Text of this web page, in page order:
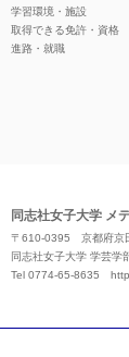
学習環境・施設
取得できる免許・資格
進路・就職
同志社女子大学 メ
〒610-0395 京都府京
同志社女子大学 学芸学
Tel 0774-65-8635